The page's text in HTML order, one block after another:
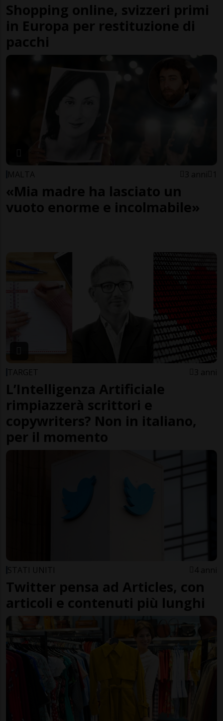
Shopping online, svizzeri primi
in Europa per restituzione di
pacchi
MALTA 3 anni 1
«Mia madre ha lasciato un
vuoto enorme e incolmabile»
TARGET 3 anni
L’Intelligenza Artificiale
rimpiazzerà scrittori e
copywriters? Non in italiano,
per il momento
STATI UNITI 4 anni
Twitter pensa ad Articles, con
articoli e contenuti più lunghi